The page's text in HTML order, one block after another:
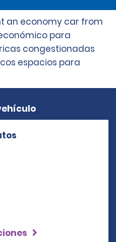
an economy car from
para
congestionadas
espacios para